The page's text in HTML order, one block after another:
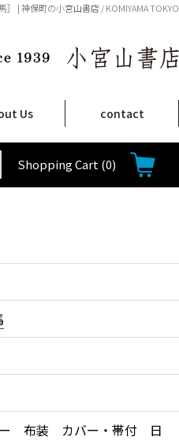
］ | 神保町の小宮山書店 / KOMIYAMA TOKYO
Us
ついて
引法に関する表示
ーポリシー
contact
Shopping Cart (0)
布装 カバー・帯付 日